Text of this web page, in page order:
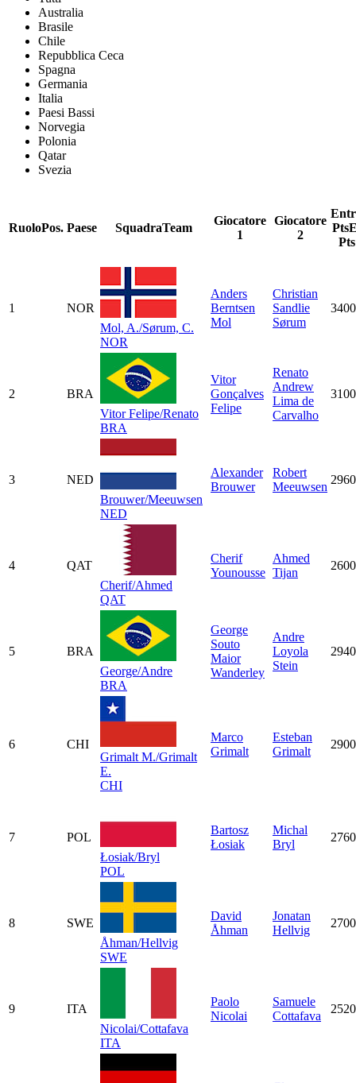
Australia
Brasile
Chile
Repubblica Ceca
Spagna
Germania
Italia
Paesi Bassi
Norvegia
Polonia
Qatar
Svezia
RuoloPos. Paese SquadraTeam
Giocatore
1
Giocatore
2
Pts
Pts
1
NOR
Mol, A./Sørum, C.
NOR
Anders
Berntsen
Mol
Christian
Sandlie
Sørum
3400
2
BRA
Vitor Felipe/Renato
BRA
Vitor
Gonçalves
Felipe
Renato
Andrew
Lima de
Carvalho
3100
3
NED
Brouwer/Meeuwsen
NED
Alexander
Brouwer
Robert
Meeuwsen
2960
4
QAT
Cherif/Ahmed
QAT
Cherif
Younousse
Ahmed
Tijan
2600
5
BRA
George/Andre
BRA
George
Souto
Maior
Wanderley
Andre
Loyola
Stein
2940
6
CHI
Grimalt M./Grimalt
E.
CHI
Marco
Grimalt
Esteban
Grimalt
2900
7
POL
Łosiak/Bryl
POL
Bartosz
Łosiak
Michal
Bryl
2760
8
SWE
Åhman/Hellvig
SWE
David
Åhman
Jonatan
Hellvig
2700
9
ITA
Nicolai/Cottafava
ITA
Paolo
Nicolai
Samuele
Cottafava
2520